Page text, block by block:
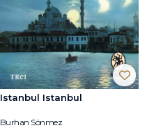
Istanbul Istanbul
Burhan Sönmez